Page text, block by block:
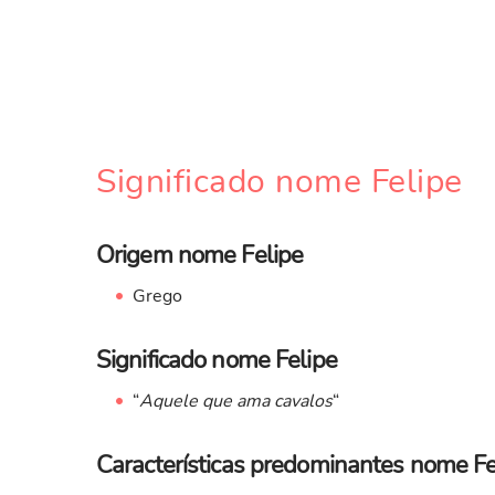
Significado nome Felipe
Origem nome Felipe
Grego
Significado nome Felipe
“Aquele que ama cavalos“
Características predominantes nome